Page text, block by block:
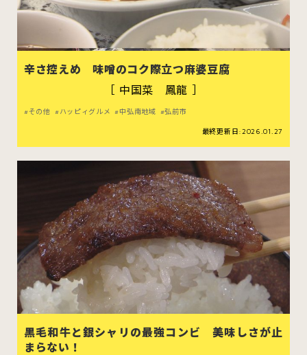
辛さ控えめ 味噌のコク際立つ麻婆豆腐
［ 中国菜 鳳龍 ］
その他 ハッピィグルメ 中弘南地域 弘前市
最終更新日:2026.01.27
黒毛和牛と銀シャリの最強コンビ 美味しさが止
まらない！